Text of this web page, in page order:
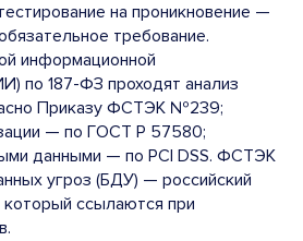
на проникновение —
требование.
информационной
по 187-ФЗ проходят анализ
Приказу ФСТЭК №239;
— по ГОСТ Р 57580;
данными — по PCI DSS. ФСТЭК
угроз (БДУ) — российский
который ссылаются при